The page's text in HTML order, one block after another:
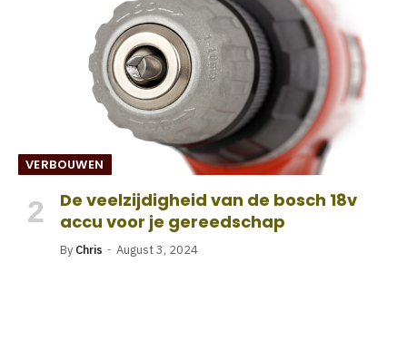
VERBOUWEN
De veelzijdigheid van de bosch 18v
accu voor je gereedschap
By Chris August 3, 2024